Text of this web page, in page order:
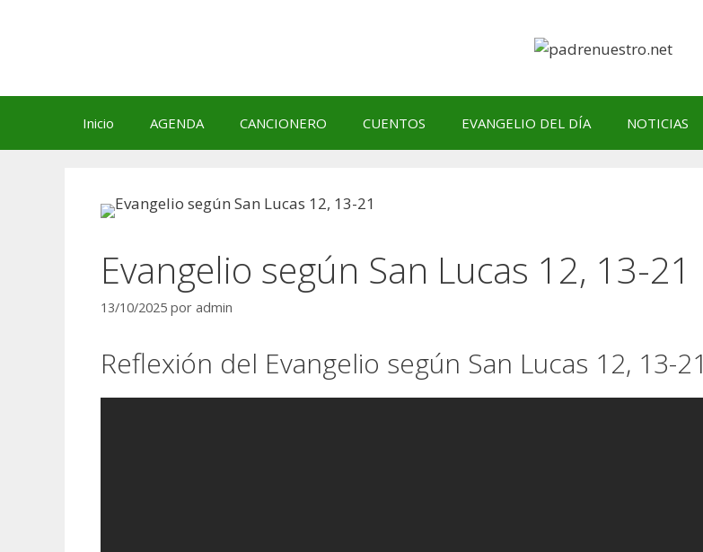
Inicio AGENDA CANCIONERO CUENTOS EVANGELIO DEL DÍA NOTICIAS
Evangelio según San Lucas 12, 13-21
13/10/2025 por admin
Reflexión del Evangelio según San Lucas 12, 13-21